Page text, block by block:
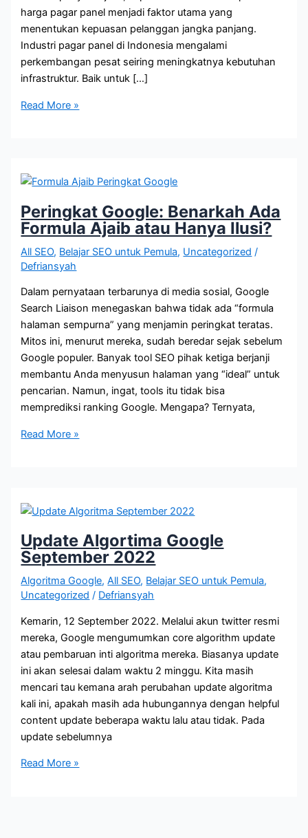
harga pagar panel menjadi faktor utama yang
menentukan kepuasan pelanggan jangka panjang.
Industri pagar panel di Indonesia mengalami
perkembangan pesat seiring meningkatnya kebutuhan
infrastruktur. Baik untuk […]
Rekomendasi
Panel
yang
Terjangkau
Read More »
Peringkat Google: Benarkah Ada
Formula Ajaib atau Hanya Ilusi?
All SEO, Belajar SEO untuk Pemula, Uncategorized /
Defriansyah
Dalam pernyataan terbarunya di media sosial, Google
Search Liaison menegaskan bahwa tidak ada “formula
halaman sempurna” yang menjamin peringkat teratas.
Mitos ini, menurut mereka, sudah beredar sejak sebelum
Google populer. Banyak tool SEO pihak ketiga berjanji
membantu Anda menyusun halaman yang “ideal” untuk
pencarian. Namun, ingat, tools itu tidak bisa
memprediksi ranking Google. Mengapa? Ternyata,
Peringkat
Ajaib
atau
Hanya
Ilusi?
Read More »
Update Algortima Google
September 2022
Algoritma Google,All SEO, Belajar SEO untuk Pemula,
Uncategorized / Defriansyah
Kemarin, 12 September 2022. Melalui akun twitter resmi
mereka, Google mengumumkan core algorithm update
atau pembaruan inti algoritma mereka. Biasanya update
ini akan selesai dalam waktu 2 minggu. Kita masih
mencari tau kemana arah perubahan update algoritma
kali ini, apakah masih ada hubungannya dengan helpful
content update beberapa waktu lalu atau tidak. Pada
update sebelumnya
Update
Read More »